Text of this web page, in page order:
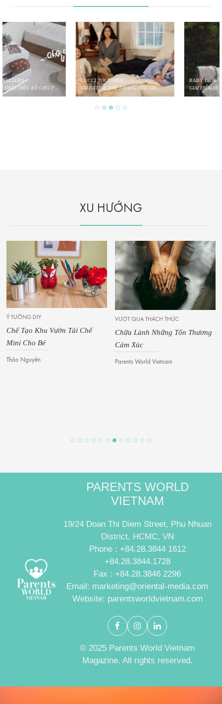
GUCCI TOGETHER
VALENTINE NHẸ NHÀNG BÊN GIA
BABY DIOR
GIAI ĐIỆU MÙA THU CHO THIÊN THẦN
XU HƯỚNG
VƯỢT QUA THÁCH THỨC
Chữa Lành Những Tổn Thương
Cảm Xúc
Parents World Vietnam
PARENTS WORLD
VIETNAM
19/24 Doan Thi Diem Street, Phu Nhuan
District, HCMC, VN
Phone : +84.28.3844 1612
+84.28.3844.1728
Fax : +84.28.3846 2296
Email: marketing@oriental-media.com
Website: parentsworldvietnam.com
© 2025 Parents World Vietnam
Magazine. All rights reserved.